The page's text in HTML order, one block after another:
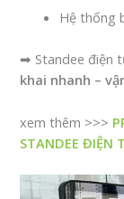
Hệ thống
➡ Standee điện
khai nhanh –
xem thêm >>>
STANDEE ĐIỆN